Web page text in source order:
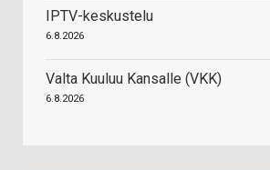
IPTV-keskustelu
6.8.2026
Valta Kuuluu Kansalle (VKK)
6.8.2026